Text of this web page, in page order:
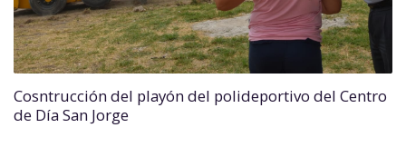
Cosntrucción del playón del polideportivo del Centro
de Día San Jorge